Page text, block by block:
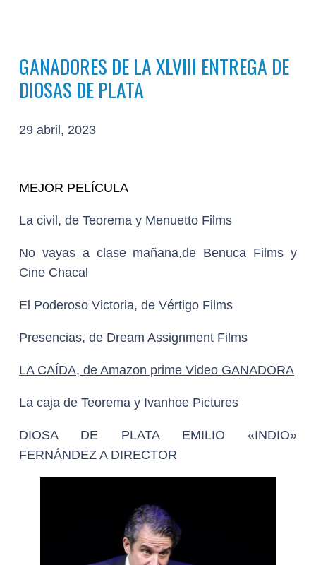
GANADORES DE LA XLVIII ENTREGA DE
DIOSAS DE PLATA
29 abril, 2023
MEJOR PELÍCULA
La civil, de Teorema y Menuetto Films
No vayas a clase mañana,de Benuca Films y
Cine Chacal
El Poderoso Victoria, de Vértigo Films
Presencias, de Dream Assignment Films
LA CAÍDA, de Amazon prime Video GANADORA
La caja de Teorema y Ivanhoe Pictures
DIOSA DE PLATA EMILIO «INDIO»
FERNÁNDEZ A DIRECTOR